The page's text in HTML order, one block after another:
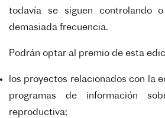
todavía se siguen controlando
demasiada frecuencia.
Podrán optar al premio de esta
los proyectos relacionados con la
programas de información
reproductiva;